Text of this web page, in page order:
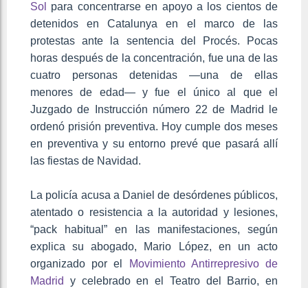
Sol
para concentrarse en apoyo a los cientos de
detenidos en Catalunya en el marco de las
protestas ante la sentencia del Procés. Pocas
horas después de la concentración, fue una de las
cuatro personas detenidas —una de ellas
menores de edad— y fue el único al que el
Juzgado de Instrucción número 22 de Madrid le
ordenó prisión preventiva. Hoy cumple dos meses
en preventiva y su entorno prevé que pasará allí
las fiestas de Navidad.
La policía acusa a Daniel de desórdenes públicos,
atentado o resistencia a la autoridad y lesiones,
“pack habitual” en las manifestaciones, según
explica su abogado, Mario López, en un acto
organizado por el
Movimiento Antirrepresivo de
Madrid
y celebrado en el Teatro del Barrio, en